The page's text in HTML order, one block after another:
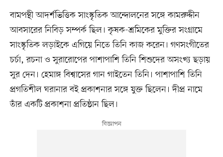
বামপন্থী আদর্শভিত্তিক সাংস্কৃতিক আন্দোলনের সঙ্গে কামরুদ্দীন
আবসারের নিবিড় সম্পর্ক ছিল। কৃষক-শ্রমিকের মুক্তির সংগ্রামে
সাংস্কৃতিক লড়াইকে এগিয়ে নিতে তিনি কাজ করেন। গণসংগীতের
চর্চা, রচনা ও সুরারোপের পাশাপাশি তিনি শিশুদের অসংখ্য ছড়ায়
সুর দেন। হেমাঙ্গ বিশ্বাসের গান গাইতেন তিনি। পাশাপাশি তিনি
প্রগতিশীল ঘরানার বই প্রকাশনার সঙ্গে যুক্ত ছিলেন। দীপ্র নামে
তাঁর একটি প্রকাশনা প্রতিষ্ঠান ছিল।